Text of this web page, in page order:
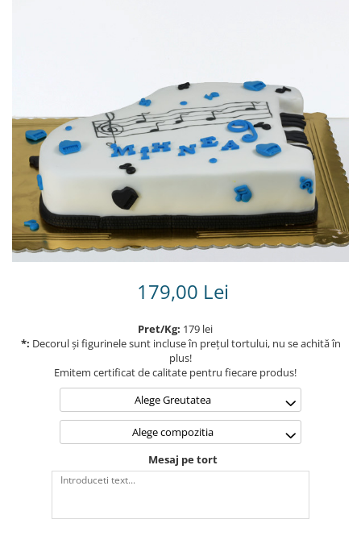
179,00 Lei
Pret/Kg: 179 lei
*: Decorul și figurinele sunt incluse în prețul tortului, nu se achită în
plus!
Emitem certificat de calitate pentru fiecare produs!
Alege Greutatea
Alege compozitia
Mesaj pe tort